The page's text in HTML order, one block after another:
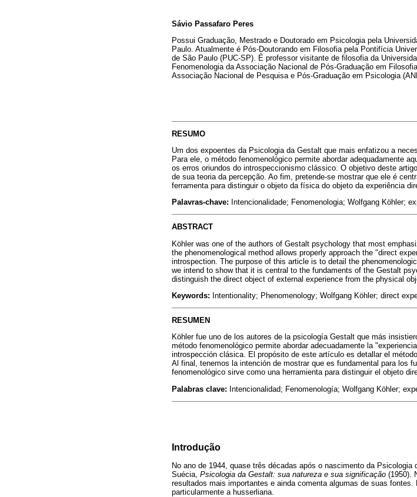
Sávio Passafaro Peres
Possui Graduação, Mestrado e Doutorado em Psicologia pela
Paulo. Atualmente é Pós-Doutorando em Filosofia pela Pontifícia
de São Paulo (PUC-SP). É professor visitante de filosofia da
Fenomenologia da Associação Nacional de Pós-Graduação em
Associação Nacional de Pesquisa e Pós-Graduação em Psicologia
RESUMO
Um dos expoentes da Psicologia da Gestalt que mais enfatizou a
Para ele, o método fenomenológico permite abordar adequadamente
os erros oriundos do introspeccionismo clássico. O objetivo deste
de sua teoria da percepção. Ao fim, pretende-se mostrar que ele é
ferramenta para distinguir o objeto da física do objeto da experiência
Palavras-chave: Intencionalidade; Fenomenologia; Wolfgang Köhler;
ABSTRACT
Köhler was one of the authors of Gestalt psychology that most
the phenomenological method allows properly approach the "direct
introspection. The purpose of this article is to detail the
we intend to show that it is central to the fundaments of the Gestalt
distinguish the direct object of external experience from the physical
Keywords: Intentionality; Phenomenology; Wolfgang Köhler; direct
RESUMEN
Köhler fue uno de los autores de la psicología Gestalt que más
método fenomenológico permite abordar adecuadamente la
introspección clásica. El propósito de este artículo es detallar el
Al final, tenemos la intención de mostrar que es fundamental para los
fenomenológico sirve como una herramienta para distinguir el objeto
Palabras clave: Intencionalidad; Fenomenología; Wolfgang Köhler;
Introdução
No ano de 1944, quase três décadas após o nascimento da
Suécia, Psicologia da Gestalt: sua natureza e sua significação (1950).
resultados mais importantes e ainda comenta algumas de suas fontes.
particularmente a husserliana.